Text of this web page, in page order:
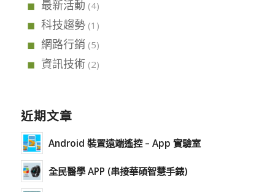
最新活動 (4)
科技趨勢(1)
網路行銷 (5)
資訊技術(2)
近期文章
Android 裝置遠端遙控 – App 實驗室
全民醫學 APP (串接華碩智慧手錶)